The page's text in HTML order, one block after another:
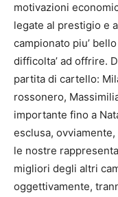
motivazioni
legate al prestigio e
campionato piu’
difficolta’ ad offrire.
partita di cartello:
rossonero,
importante fino a
esclusa,
le nostre
migliori degli altri
oggettivamente,